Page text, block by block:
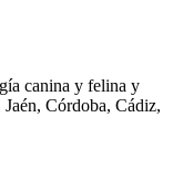
canina y felina y
Córdoba, Cádiz,